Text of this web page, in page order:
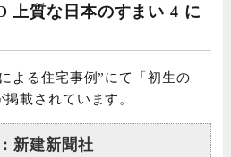
上質な日本のすまい 4 に
よる住宅事例”にて「初生の
載されています。
新建新聞社